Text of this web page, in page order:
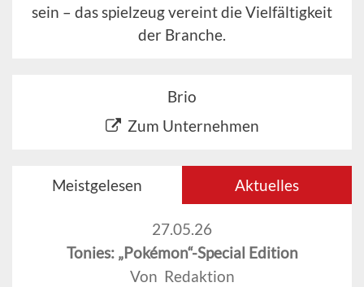
sein – das spielzeug vereint die Vielfältigkeit
der Branche.
Brio
Zum Unternehmen
Meistgelesen Aktuelles
27.05.26
Tonies: „Pokémon“-Special Edition
Von Redaktion